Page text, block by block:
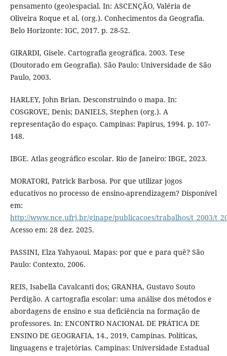
pensamento (geo)espacial. In: ASCENÇÃO, Valéria de
Oliveira Roque et al. (org.). Conhecimentos da Geografia.
Belo Horizonte: IGC, 2017. p. 28-52.
GIRARDI, Gisele. Cartografia geográfica. 2003. Tese
(Doutorado em Geografia). São Paulo: Universidade de São
Paulo, 2003.
HARLEY, John Brian. Desconstruindo o mapa. In:
COSGROVE, Denis; DANIELS, Stephen (org.). A
representação do espaço. Campinas: Papirus, 1994. p. 107-
148.
IBGE. Atlas geográfico escolar. Rio de Janeiro: IBGE, 2023.
MORATORI, Patrick Barbosa. Por que utilizar jogos
educativos no processo de ensino-aprendizagem? Disponível
em:
http://www.nce.ufrj.br/ginape/publicacoes/trabalhos/t_2003/
Acesso em: 28 dez. 2025.
PASSINI, Elza Yahyaoui. Mapas: por que e para quê? São
Paulo: Contexto, 2006.
REIS, Isabella Cavalcanti dos; GRANHA, Gustavo Souto
Perdigão. A cartografia escolar: uma análise dos métodos e
abordagens de ensino e sua deficiência na formação de
professores. In: ENCONTRO NACIONAL DE PRÁTICA DE
ENSINO DE GEOGRAFIA, 14., 2019, Campinas. Políticas,
linguagens e trajetórias. Campinas: Universidade Estadual